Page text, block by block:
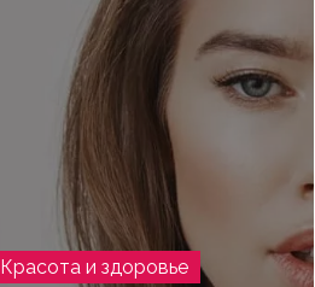
Красота и здоровье